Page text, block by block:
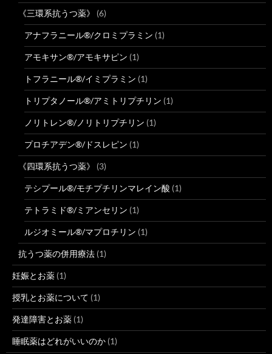
《三環系抗うつ薬》 (6)
アナフラニール®/クロミプラミン (1)
アモキサン®/アモキサピン (1)
トフラニール®/イミプラミン (1)
トリプタノール®/アミトリプチリン (1)
ノリトレン®/ノリトリプチリン (1)
プロチアデン®/ドスレピン (1)
《四環系抗うつ薬》 (3)
テシプール®/モチプチリンマレイン酸 (1)
テトラミド®/ミアンセリン (1)
ルジオミール®/マプロチリン (1)
抗うつ薬の併用療法 (1)
妊娠とお薬 (1)
授乳とお薬について (1)
発達障害とお薬 (1)
睡眠薬はどれがいいのか (1)